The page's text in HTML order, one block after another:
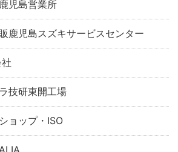
児島営業所
鹿児島スズキサービスセンター
技研東開工場
ョップ・ISO